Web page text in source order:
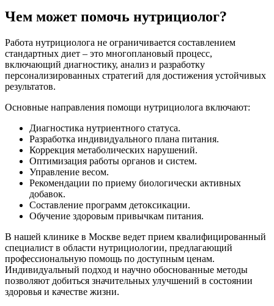
Чем может помочь нутрициолог?
Работа нутрициолога не ограничивается составлением
стандартных диет – это многоплановый процесс,
включающий диагностику, анализ и разработку
персонализированных стратегий для достижения устойчивых
результатов.
Основные направления помощи нутрициолога включают:
Диагностика нутриентного статуса.
Разработка индивидуального плана питания.
Коррекция метаболических нарушений.
Оптимизация работы органов и систем.
Управление весом.
Рекомендации по приему биологически активных
добавок.
Составление программ детоксикации.
Обучение здоровым привычкам питания.
В нашей клинике в Москве ведет прием квалифицированный
специалист в области нутрициологии, предлагающий
профессиональную помощь по доступным ценам.
Индивидуальный подход и научно обоснованные методы
позволяют добиться значительных улучшений в состоянии
здоровья и качестве жизни.